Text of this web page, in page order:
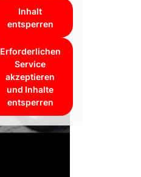
Inhalt
entsperren
Erforderlichen
Service
akzeptieren
und Inhalte
entsperren